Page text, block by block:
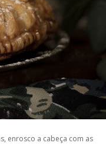
enrosco a cabeça com as